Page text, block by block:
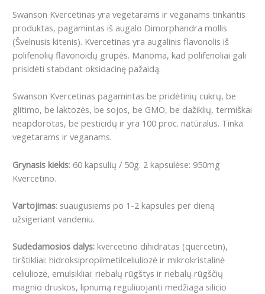
Swanson Kvercetinas yra vegetarams ir veganams tinkantis
produktas, pagamintas iš augalo Dimorphandra mollis
(Švelnusis kitenis). Kvercetinas yra augalinis flavonolis iš
polifenolių flavonoidų grupės. Manoma, kad polifenoliai gali
prisidėti stabdant oksidacinę pažaidą.
Swanson Kvercetinas pagamintas be pridėtinių cukrų, be
glitimo, be laktozės, be sojos, be GMO, be dažiklių, termiškai
neapdorotas, be pesticidų ir yra 100 proc. natūralus. Tinka
vegetarams ir veganams.
Grynasis kiekis: 60 kapsulių / 50g. 2 kapsulėse: 950mg
Kvercetino.
Vartojimas: suaugusiems po 1-2 kapsules per dieną
užsigeriant vandeniu.
Sudedamosios dalys: kvercetino dihidratas (quercetin),
tirštikliai: hidroksipropilmetilceliuliozė ir mikrokristalinė
celiuliozė, emulsikliai: riebalų rūgštys ir riebalų rūgščių
magnio druskos, lipnumą reguliuojanti medžiaga silicio